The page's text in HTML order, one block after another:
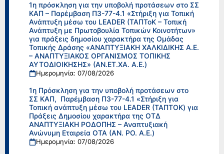
1η πρόσκληση για την υποβολή προτάσεων στο ΣΣ
ΚΑΠ – Παρέμβαση Π3-77-4.1 «Στήριξη για Τοπική
Ανάπτυξη μέσω του LEADER (ΤΑΠΤοΚ – Τοπική
Ανάπτυξη με Πρωτοβουλία Τοπικών Κοινοτήτων»
για πράξεις δημοσίου χαρακτήρα της Ομάδας
Τοπικής Δράσης «ΑΝΑΠΤΥΞΙΑΚΗ ΧΑΛΚΙΔΙΚΗΣ Α.Ε.
– ΑΝΑΠΤΥΞΙΑΚΟΣ ΟΡΓΑΝΙΣΜΟΣ ΤΟΠΙΚΗΣ
ΑΥΤΟΔΙΟΙΚΗΣΗΣ» (ΑΝ.ΕΤ.ΧΑ. Α.Ε.)
Ημερομηνία: 07/08/2026
1η Πρόσκληση για την υποβολή προτάσεων στο
ΣΣ ΚΑΠ, Παρέμβαση Π3-77-4.1 «Στήριξη για
Τοπική ανάπτυξη μέσω του LEADER (ΤΑΠΤΟΚ) για
Πράξεις Δημοσίου χαρακτήρα της ΟΤΔ
ΑΝΑΠΤΥΞΙΑΚΗ ΡΟΔΟΠΗΣ – Αναπτυξιακή
Ανώνυμη Εταιρεία ΟΤΑ (ΑΝ. ΡΟ. Α.Ε.)
Ημερομηνία: 07/08/2026